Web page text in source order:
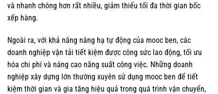
và nhanh chóng hơn rất nhiều, giảm thiểu tối đa thời gian bốc
xếp hàng.
Ngoài ra, với khả năng nâng hạ tự động của mooc ben, các
doanh nghiệp vận tải tiết kiệm được công sức lao động, tối ưu
hóa chi phí và nâng cao năng suất công việc. Những doanh
nghiệp xây dựng lớn thường xuyên sử dụng mooc ben để tiết
kiệm thời gian và gia tăng hiệu quả trong quá trình vận chuyển,